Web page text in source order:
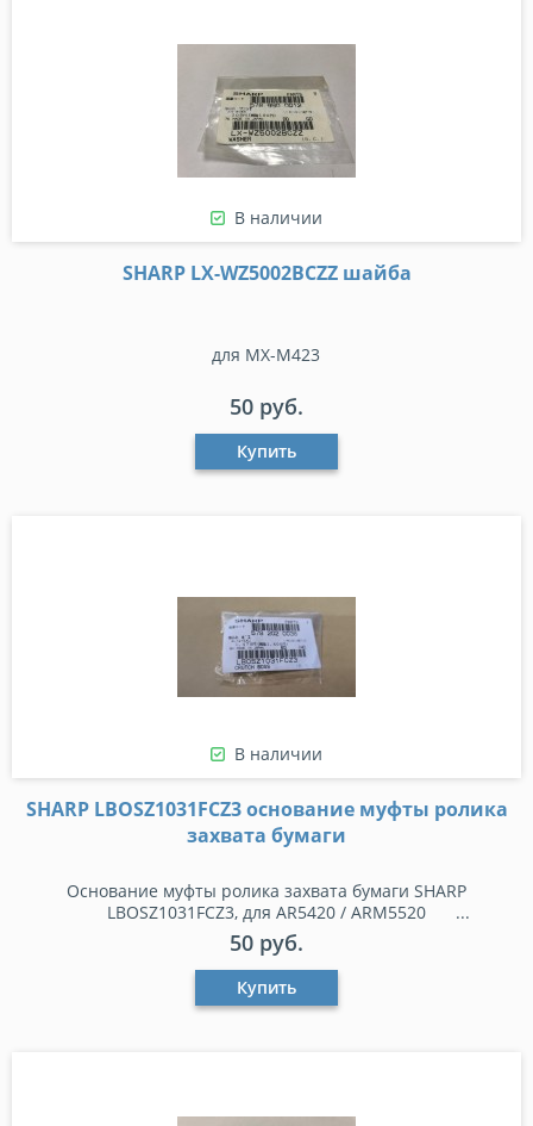
В наличии
SHARP LX-WZ5002BCZZ шайба
для MX-M423
50 руб.
Купить
В наличии
SHARP LBOSZ1031FCZ3 основание муфты ролика
захвата бумаги
Основание муфты ролика захвата бумаги SHARP
LBOSZ1031FCZ3, для AR5420 / ARM5520
50 руб.
Купить